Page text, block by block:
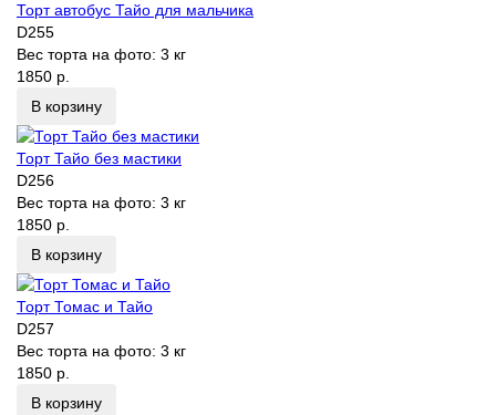
Торт автобус Тайо для мальчика
D255
Вес торта на фото: 3 кг
1850 р.
В корзину
Торт Тайо без мастики
D256
Вес торта на фото: 3 кг
1850 р.
В корзину
Торт Томас и Тайо
D257
Вес торта на фото: 3 кг
1850 р.
В корзину